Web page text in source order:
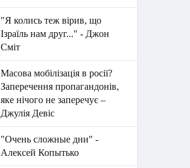
"Я колись теж вірив, що
Ізраїль нам друг..." - Джон
Сміт
Масова мобілізація в росії?
Заперечення пропагандонів,
яке нічого не заперечує –
Джулія Девіс
"Очень сложные дни" -
Алексей Копытько